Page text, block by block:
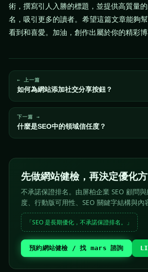
術，撰寫引人入勝的標題，並提供高質量
名，吸引更多的讀者。希望這篇文章能夠
看到和喜愛。加油，創作出屬於你的精彩博
← 上一篇
如何為網站添加社交分享按鈕？
下一篇 →
什麼是SEO中的領域信任度？
先做網站健檢，再決定優化
不承諾保證排名。由屏柏企業 SEO 顧問
度、行動版可用性、SEO 關鍵字結構與內
「SEO 是長期優化，不承諾保證排名。」
預約網站健檢 / 找 mars 諮詢